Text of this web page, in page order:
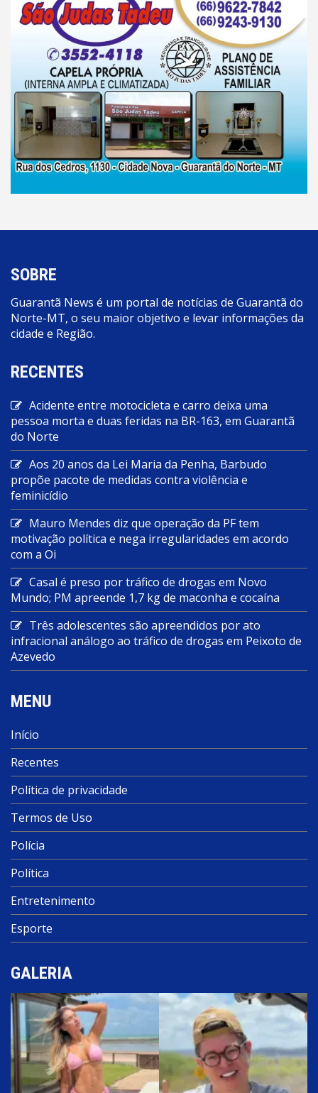
SOBRE
Guarantã News é um portal de notícias de Guarantã do
Norte-MT, o seu maior objetivo e levar informações da
cidade e Região.
RECENTES
Acidente entre motocicleta e carro deixa uma
pessoa morta e duas feridas na BR-163, em Guarantã
do Norte
Aos 20 anos da Lei Maria da Penha, Barbudo
propõe pacote de medidas contra violência e
feminicídio
Mauro Mendes diz que operação da PF tem
motivação política e nega irregularidades em acordo
com a Oi
Casal é preso por tráfico de drogas em Novo
Mundo; PM apreende 1,7 kg de maconha e cocaína
Três adolescentes são apreendidos por ato
infracional análogo ao tráfico de drogas em Peixoto de
Azevedo
MENU
Início
Recentes
Política de privacidade
Termos de Uso
Polícia
Política
Entretenimento
Esporte
GALERIA